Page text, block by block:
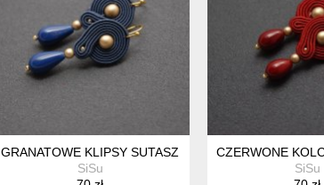
GRANATOWE KLIPSY SUTASZ
SiSu
CZERWONE
SiSu